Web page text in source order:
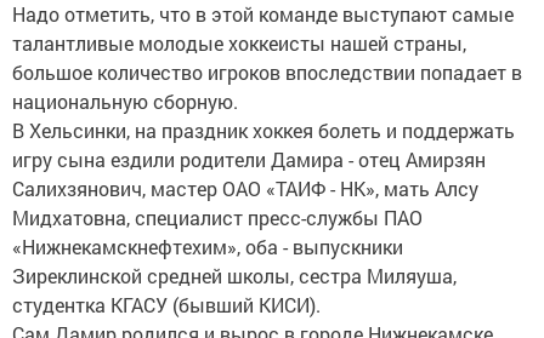
Надо отметить, что в этой команде выступают самые
талантливые молодые хоккеисты нашей страны,
большое количество игроков впоследствии попадает в
национальную сборную.
В Хельсинки, на праздник хоккея болеть и поддержать
игру сына ездили родители Дамира - отец Амирзян
Салихзянович, мастер ОАО «ТАИФ - НК», мать Алсу
Мидхатовна, специалист пресс-службы ПАО
«Нижнекамскнефтехим», оба - выпускники
Зиреклинской средней школы, сестра Миляуша,
студентка КГАСУ (бывший КИСИ).